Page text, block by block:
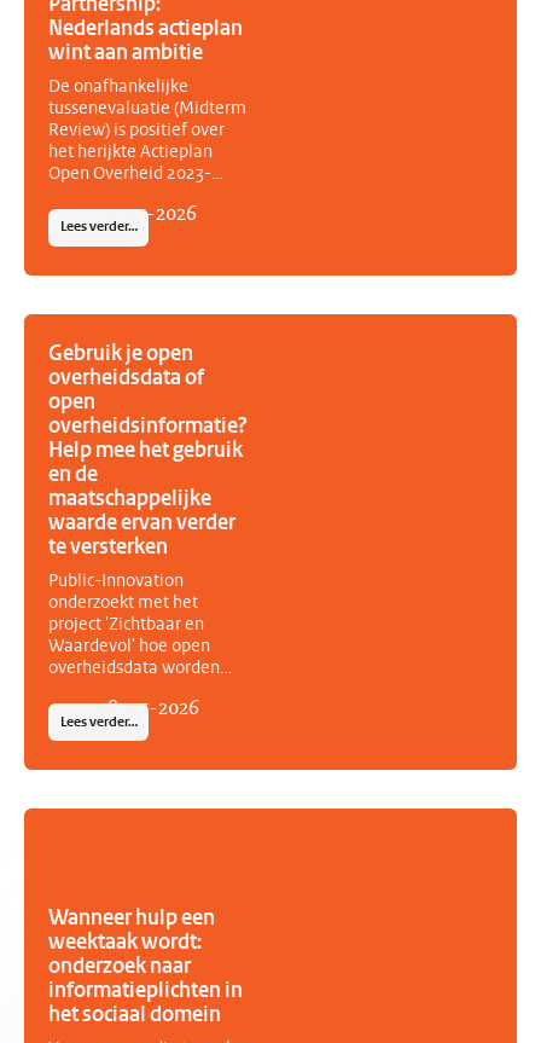
14-07-2026
Partnership:
Nederlands actieplan
wint aan ambitie
De onafhankelijke
tussenevaluatie (Midterm
Review) is positief over
het herijkte Actieplan
Open Overheid 2023-
Independent Reporting
Mechanism (IRM) van het
de herijking aanzienlijk
vergroot. Het vernieuwde
nieuwe acties, acht
aangescherpte acties en
kent een sterkere
samenwerking tussen
overheid en
maatschappelijke
organisaties.
Lees verder…
08-07-2026
Gebruik je open
overheidsdata of
open
overheidsinformatie?
Help mee het gebruik
en de
maatschappelijke
waarde ervan verder
te versterken
Public-Innovation
onderzoekt met het
project 'Zichtbaar en
Waardevol' hoe open
overheidsdata worden
maatschappelijke waarde
zij opleveren en wat
ministerie van
Binnenlandse Zaken en
Koninkrijksrelaties in het
kader van het Actieplan
Open Overheid.
Lees verder…
Wanneer hulp een
weektaak wordt:
onderzoek naar
informatieplichten in
het sociaal domein